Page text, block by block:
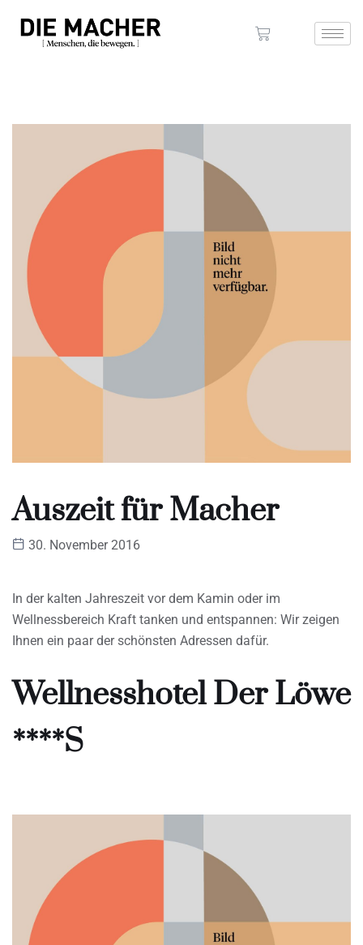
Auszeit für Macher
30. November 2016
In der kalten Jahreszeit vor dem Kamin oder im
Wellnessbereich Kraft tanken und entspannen: Wir zeigen
Ihnen ein paar der schönsten Adressen dafür.
Wellnesshotel Der Löwe
****S